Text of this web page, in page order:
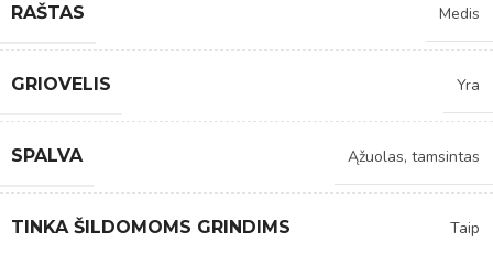
RAŠTAS Medis
GRIOVELIS Yra
SPALVA Ąžuolas, tamsintas
TINKA ŠILDOMOMS GRINDIMS Taip